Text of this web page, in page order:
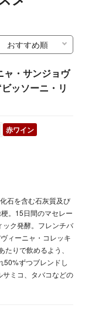
ャ・サンジョヴ
ッソーニ・リ
赤ワイン
石を含む石灰質及び
。15日間のマセレー
ク発酵。フレンチバ
ィーニャ・コレッキ
りで飲めるよう、
50%ずつブレンドし
ミコ、タバコなどの